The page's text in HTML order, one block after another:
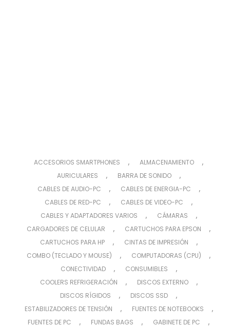
ACCESORIOS SMARTPHONES , ALMACENAMIENTO ,
AURICULARES , BARRA DE SONIDO ,
CABLES DE AUDIO-PC , CABLES DE ENERGIA-PC ,
CABLES DE RED-PC , CABLES DE VIDEO-PC ,
CABLES Y ADAPTADORES VARIOS , CÁMARAS ,
CARGADORES DE CELULAR , CARTUCHOS PARA EPSON ,
CARTUCHOS PARA HP , CINTAS DE IMPRESIÓN ,
COMBO (TECLADO Y MOUSE) , COMPUTADORAS (CPU) ,
CONECTIVIDAD , CONSUMIBLES ,
COOLERS REFRIGERACIÓN , DISCOS EXTERNO ,
DISCOS RÍGIDOS , DISCOS SSD ,
ESTABILIZADORES DE TENSIÓN , FUENTES DE NOTEBOOKS ,
FUENTES DE PC , FUNDAS BAGS , GABINETE DE PC ,